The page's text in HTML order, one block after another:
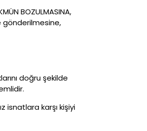
BOZULMASINA,
gönderilmesine,
doğru şekilde
isnatlara karşı kişiyi